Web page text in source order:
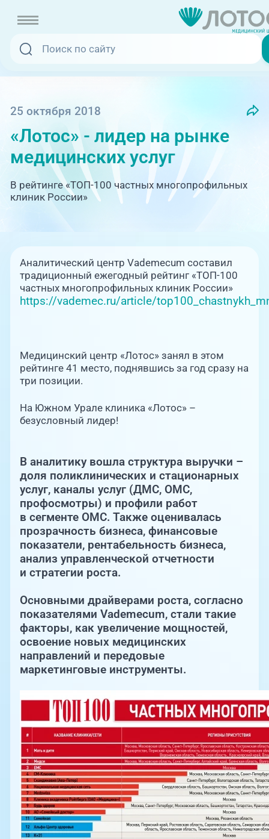
Специалисты
Акции
Отзывы
О клинике
Новости
Пациентам
PreventAGE
+7 (351) 220-00-03
Вызвать скорую
Медицина на дому
Телемедицина
+7 (351) 220-00-03
Единая справочная служба, запись на прием
+7 (351) 220-03-03
+7 (7142) 927-003
Справочный телефон для жителей
25 октября 2018
«Лотос» - лидер на рынке
медицинских услуг
В рейтинге «ТОП-100 частных многопрофильных
клиник России»
Аналитический центр Vademecum составил
традиционный ежегодный рейтинг «ТОП-100
частных многопрофильных клиник России»
https://vademec.ru/article/
Медицинский центр «Лотос» занял в этом
рейтинге 41 место, поднявшись за год сразу на
три позиции.
На Южном Урале клиника «Лотос» –
безусловный лидер!
В аналитику вошла структура выручки –
доля поликлинических и стационарных
услуг, каналы услуг (ДМС, ОМС,
профосмотры) и профили работ
в сегменте ОМС. Также оценивалась
прозрачность бизнеса, финансовые
показатели, рентабельность бизнеса,
анализ управленческой отчетности
и стратегии роста.
Основными драйверами роста, согласно
показателями Vademecum, стали такие
факторы, как увеличение мощностей,
освоение новых медицинских
направлений и передовые
маркетинговые инструменты.